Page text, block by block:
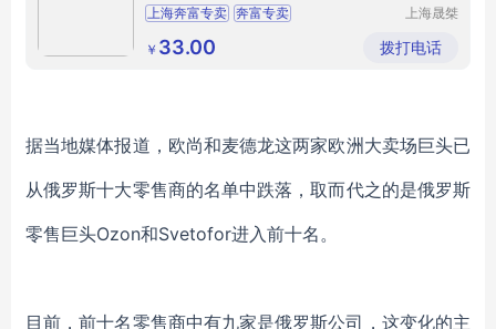
上海奔富专卖 奔富专卖
上海晟桀
公司
￥ 33.00 拨打电话
据当地媒体报道，欧尚和麦德龙这两家欧洲大卖场巨头已
从俄罗斯十大零售商的名单中跌落 ，取而代之的是俄罗斯
零售巨头Ozon和Svetofor进入前十名。
目前，前十名零售商中有九家是俄罗斯公司 ， 这变化的主